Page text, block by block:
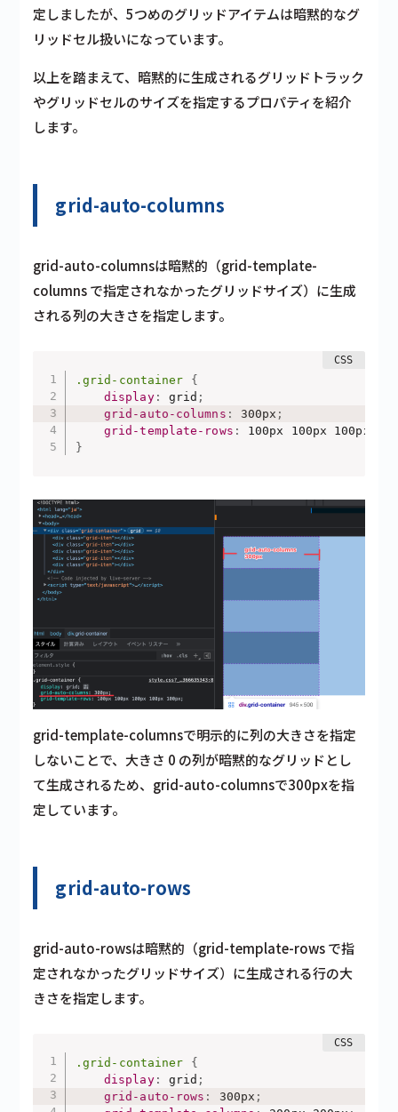
定しましたが、5つめのグリッドアイテムは暗黙的なグ
リッドセル扱いになっています。
以上を踏まえて、暗黙的に生成されるグリッドトラック
やグリッドセルのサイズを指定するプロパティを紹介
します。
grid-auto-columns
grid-auto-columnsは暗黙的（grid-template-
columns で指定されなかったグリッドサイズ）に生成
される列の大きさを指定します。
.grid-container
{
display: grid ;
grid-auto-columns : 300px ;
grid-template-rows :
100px 100px 100px
}
grid-template-columnsで明示的に列の大きさを指定
しないことで、大きさ 0 の列が暗黙的なグリッドとし
て生成されるため、grid-auto-columnsで300pxを指
定しています。
grid-auto-rows
grid-auto-rowsは暗黙的（grid-template-rows で指
定されなかったグリッドサイズ）に生成される行の大
きさを指定します。
.grid-container
{
display: grid ;
grid-auto-rows : 300px ;